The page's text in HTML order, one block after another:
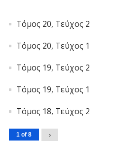
Τόμος 20, Τεύχος 2
Τόμος 20, Τεύχος 1
Τόμος 19, Τεύχος 2
Τόμος 19, Τεύχος 1
Τόμος 18, Τεύχος 2
1 of 8 ›